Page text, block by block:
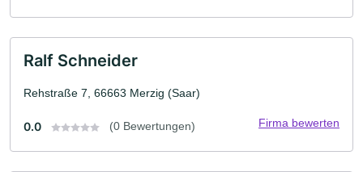
Ralf Schneider
Rehstraße 7, 66663 Merzig (Saar)
0.0 (0 Bewertungen) Firma bewerten